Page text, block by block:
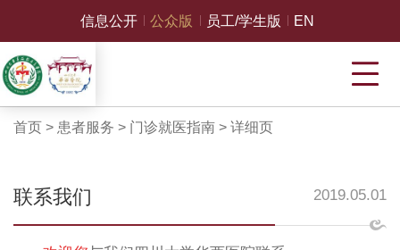
信息公开 公众版 员工/学生版 EN
首页 > 患者服务 > 门诊就医指南> 详细页
联系我们 2019.05.01